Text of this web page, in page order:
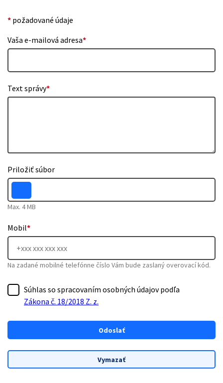
* požadované údaje
Vaša e-mailová adresa*
Text správy*
Priložiť súbor
Max. 4 MB
Mobil*
Na zadané mobilné telefónne číslo Vám bude zaslaný overovací kód.
Súhlas so spracovaním osobných údajov podľa
Zákona č. 18/2018 Z. z.